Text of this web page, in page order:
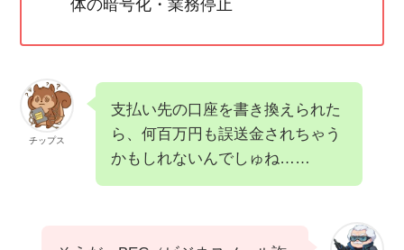
体の暗号化・業務停止
チップス
支払い先の口座を書き換えられた
ら、何百万円も誤送金されちゃう
かもしれないんでしゅね……